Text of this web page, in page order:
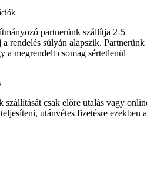
partnerünk szállítja 2-5
rendelés súlyán alapszik. Partnerünk
megrendelt csomag sértetlenül
szállítását csak előre utalás vagy
utánvétes fizetésre ezekben